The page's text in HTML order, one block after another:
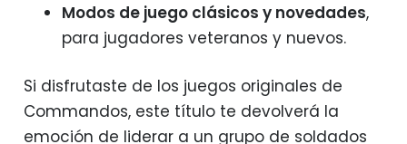
Modos de juego clásicos y novedades,
para jugadores veteranos y nuevos.
Si disfrutaste de los juegos originales de
Commandos, este título te devolverá la
emoción de liderar a un grupo de soldados